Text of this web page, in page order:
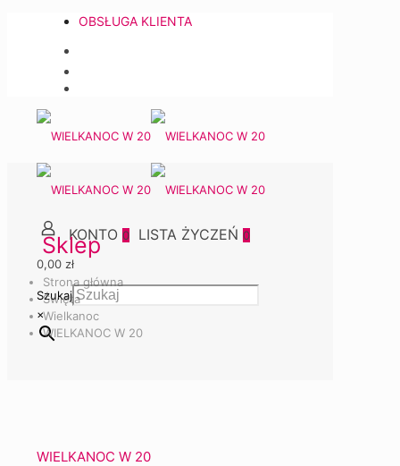
OBSŁUGA KLIENTA
0
0
0,00 zł
Szukaj
×
Sklep
Strona główna
Święta
Wielkanoc
WIELKANOC W 20
WIELKANOC W 20